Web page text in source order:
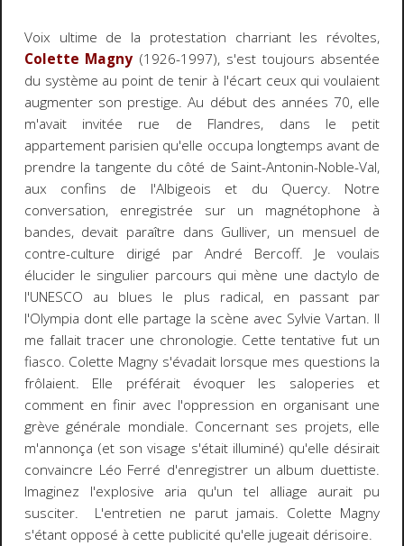
Voix ultime de la protestation charriant les révoltes,
Colette Magny (1926-1997), s'est toujours absentée
du système au point de tenir à l'écart ceux qui voulaient
augmenter son prestige. Au début des années 70, elle
m'avait invitée rue de Flandres, dans le petit
appartement parisien qu'elle occupa longtemps avant de
prendre la tangente du côté de Saint-Antonin-Noble-Val,
aux confins de l'Albigeois et du Quercy. Notre
conversation, enregistrée sur un magnétophone à
bandes, devait paraître dans Gulliver, un mensuel de
contre-culture dirigé par André Bercoff. Je voulais
élucider le singulier parcours qui mène une dactylo de
l'UNESCO au blues le plus radical, en passant par
l'Olympia dont elle partage la scène avec Sylvie Vartan. Il
me fallait tracer une chronologie. Cette tentative fut un
fiasco. Colette Magny s'évadait lorsque mes questions la
frôlaient. Elle préférait évoquer les saloperies et
comment en finir avec l'oppression en organisant une
grève générale mondiale. Concernant ses projets, elle
m'annonça (et son visage s'était illuminé) qu'elle désirait
convaincre Léo Ferré d'enregistrer un album duettiste.
Imaginez l'explosive aria qu'un tel alliage aurait pu
susciter. L'entretien ne parut jamais. Colette Magny
s'étant opposé à cette publicité qu'elle jugeait dérisoire.